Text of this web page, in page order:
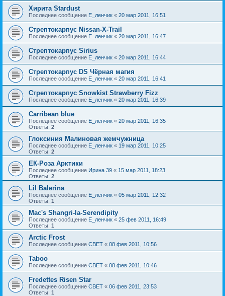
Хирита Stardust
Последнее сообщение Е_ленчик « 20 мар 2011, 16:51
Стрептокарпус Nissan-X-Trail
Последнее сообщение Е_ленчик « 20 мар 2011, 16:47
Стрептокарпус Sirius
Последнее сообщение Е_ленчик « 20 мар 2011, 16:44
Стрептокарпус DS Чёрная магия
Последнее сообщение Е_ленчик « 20 мар 2011, 16:41
Стрептокарпус Snowkist Strawberry Fizz
Последнее сообщение Е_ленчик « 20 мар 2011, 16:39
Carribean blue
Последнее сообщение Е_ленчик « 20 мар 2011, 16:35
Ответы: 2
Глоксиния Малиновая жемчужница
Последнее сообщение Е_ленчик « 19 мар 2011, 10:25
Ответы: 2
ЕК-Роза Арктики
Последнее сообщение Ирина 39 « 15 мар 2011, 18:23
Ответы: 2
Lil Balerina
Последнее сообщение Е_ленчик « 05 мар 2011, 12:32
Ответы: 1
Mac's Shangri-la-Serendipity
Последнее сообщение Е_ленчик « 25 фев 2011, 16:49
Ответы: 1
Arctic Frost
Последнее сообщение CBET « 08 фев 2011, 10:56
Taboo
Последнее сообщение CBET « 08 фев 2011, 10:46
Fredettes Risen Star
Последнее сообщение CBET « 06 фев 2011, 23:53
Ответы: 1